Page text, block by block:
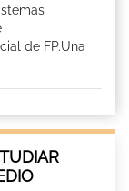
de FP.Una